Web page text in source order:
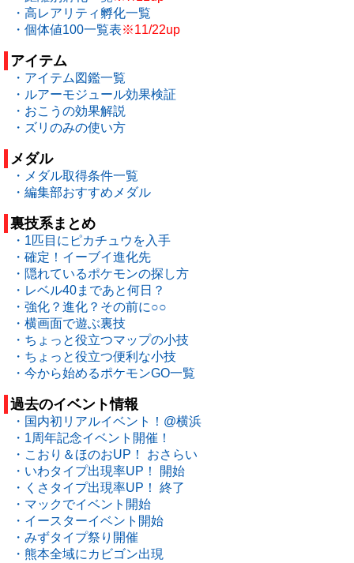
・高レアリティ孵化一覧
・個体値100一覧表※11/22up
アイテム
・アイテム図鑑一覧
・ルアーモジュール効果検証
・おこうの効果解説
・ズリのみの使い方
メダル
・メダル取得条件一覧
・編集部おすすめメダル
裏技系まとめ
・1匹目にピカチュウを入手
・確定！イーブイ進化先
・隠れているポケモンの探し方
・レベル40まであと何日？
・強化？進化？その前に○○
・横画面で遊ぶ裏技
・ちょっと役立つマップの小技
・ちょっと役立つ便利な小技
・今から始めるポケモンGO一覧
過去のイベント情報
・国内初リアルイベント！@横浜
・1周年記念イベント開催！
・こおり＆ほのおUP！ おさらい
・いわタイプ出現率UP！ 開始
・くさタイプ出現率UP！ 終了
・マックでイベント開始
・イースターイベント開始
・みずタイプ祭り開催
・熊本全域にカビゴン出現